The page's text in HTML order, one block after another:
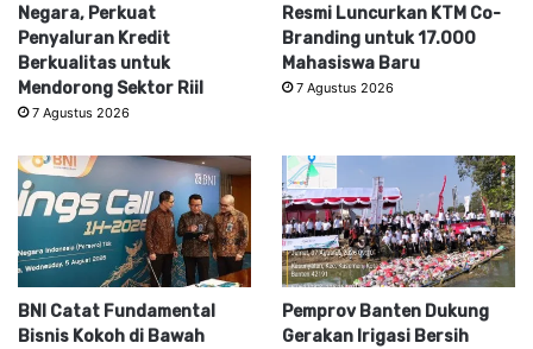
Negara, Perkuat
Penyaluran Kredit
Berkualitas untuk
Mendorong Sektor Riil
7 Agustus 2026
Resmi Luncurkan KTM Co-
Branding untuk 17.000
Mahasiswa Baru
7 Agustus 2026
BNI Catat Fundamental
Bisnis Kokoh di Bawah
Pemprov Banten Dukung
Gerakan Irigasi Bersih